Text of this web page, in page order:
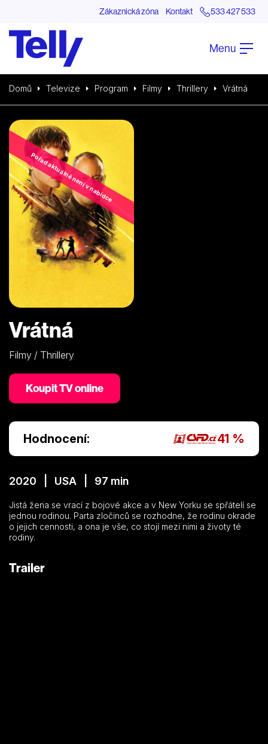
Zákaznická zóna Kontakt 533 427 533
Menu
Domů Televize Program Filmy Thrillery Vrátná
Pořad aktuálně není v nabídce
Vrátná
Filmy / Thrillery
Koupit TV online
Hodnocení: 41 %
2020 | USA | 97 min
Jistá žena se vrací z bojové akce a v New Yorku se spřátelí se
jednou rodinou. Parta zločinců se rozhodne, že rodinu okrade
o jejich cennosti, a ona je vše, co stojí mezi nimi a životy té
rodiny.
Trailer